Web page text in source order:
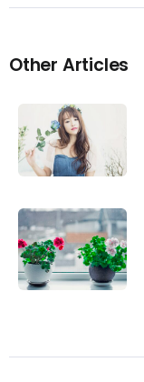
Other Articles